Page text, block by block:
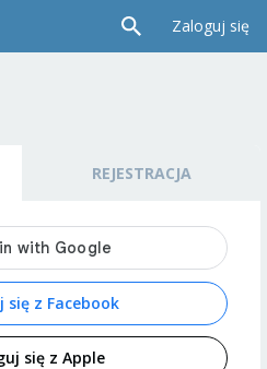
Zaloguj się
REJESTRACJA
się z Facebook
się z Apple